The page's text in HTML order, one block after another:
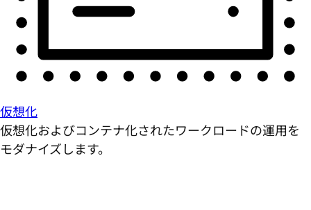
仮想化
仮想化およびコンテナ化されたワークロードの運用を
モダナイズします。